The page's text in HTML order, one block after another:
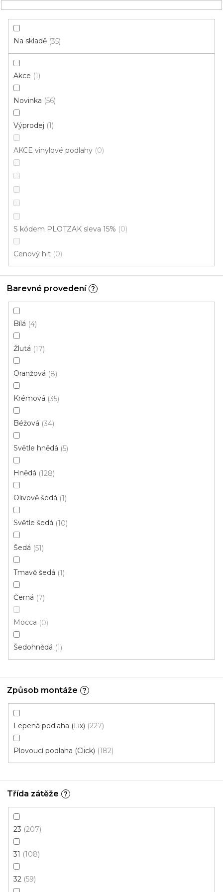
obsah
HLEDAT
NÁKUPNÍ
Vinylové podlahy
Objektové
Instituce aj.
Řadit podle:
ZAVŘÍT FILTR
Na skladě 35
Akce 1
Novinka 56
Výprodej 1
AKCE vinylové podlahy 0
S kódem PLOTZAK sleva 15% 0
Cenový hit 0
Barevné provedení ?
Bílá 4
Žlutá 17
Oranžová 8
Krémová 35
Béžová 34
Světle hnědá 5
Hnědá 128
Olivově šedá 1
Světle šedá 10
Šedá 51
Tmavě šedá 1
Černá 7
Mocca 0
Šedohnědá 1
Způsob montáže ?
Lepená podlaha (Fix) 227
Plovoucí podlaha (Click) 182
Třída zátěže ?
23 207
31 108
32 59
V
ý
p
Výprodej
Vinylová podlaha Plank IT /Wood/ 2006 Bolton
šedý VÝPRODEJ (4 balení)
473 Kč/ m2
Plank IT wood LEPENÁ
Akce